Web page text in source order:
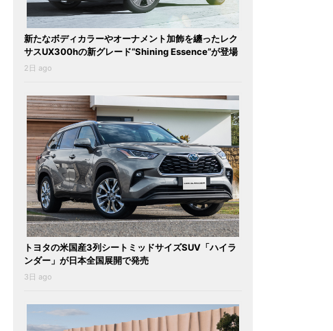
新たなボディカラーやオーナメント加飾を纏ったレク
サスUX300hの新グレード“Shining Essence”が登場
2日 ago
トヨタの米国産3列シートミッドサイズSUV「ハイラ
ンダー」が日本全国展開で発売
3日 ago